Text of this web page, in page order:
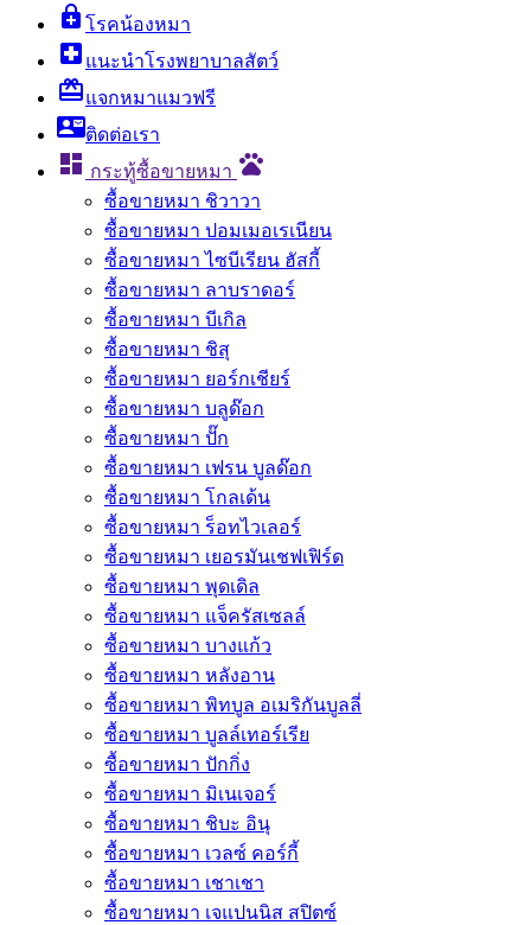
enhanced_encryption โรคน้องหมา
local_hospital แนะนำโรงพยาบาลสัตว์
card_giftcardแจกหมาแมวฟรี
contact_mailติดต่อเรา
 กระทู้ซื้อขายหมา pets
ซื้อขายหมา ชิวาวา
ซื้อขายหมา ปอมเมอเรเนียน
ซื้อขายหมา ไซบีเรียน ฮัสกี้
ซื้อขายหมา ลาบราดอร์
ซื้อขายหมา บีเกิล
ซื้อขายหมา ชิสุ
ซื้อขายหมา ยอร์กเชียร์
ซื้อขายหมา บลูด๊อก
ซื้อขายหมา ปั๊ก
ซื้อขายหมา เฟรน บูลด๊อก
ซื้อขายหมา โกลเด้น
ซื้อขายหมา ร็อทไวเลอร์
ซื้อขายหมา เยอรมันเชฟเฟิร์ด
ซื้อขายหมา พุดเดิล
ซื้อขายหมา แจ็ครัสเซลล์
ซื้อขายหมา บางแก้ว
ซื้อขายหมา หลังอาน
ซื้อขายหมา พิทบูล อเมริกันบูลลี่
ซื้อขายหมา บูลล์เทอร์เรีย
ซื้อขายหมา ปักกิ่ง
ซื้อขายหมา มิเนเจอร์
ซื้อขายหมา ชิบะ อินุ
ซื้อขายหมา เวลซ์ คอร์กี้
ซื้อขายหมา เชาเชา
ซื้อขายหมา เจแปนนิส สปิตซ์